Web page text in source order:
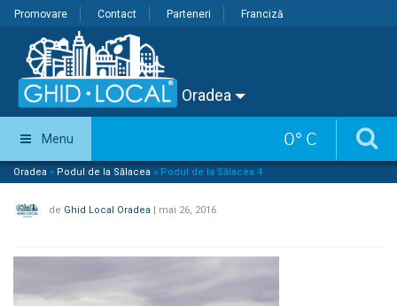
Promovare Contact Parteneri Franciză
Oradea
0° C
Menu
Oradea » Podul de la Sălacea » Podul de la Sălacea 4
de Ghid Local Oradea | mai 26, 2016